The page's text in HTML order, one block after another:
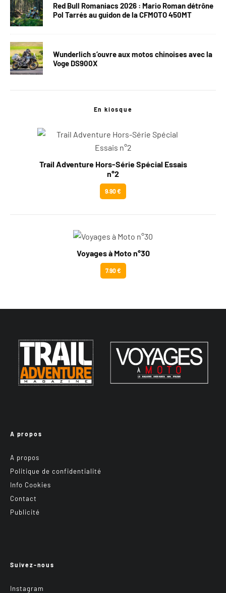
Red Bull Romaniacs 2026 : Mario Roman détrône
Pol Tarrés au guidon de la CFMOTO 450MT
Wunderlich s’ouvre aux motos chinoises avec la
Voge DS900X
En kiosque
Trail Adventure Hors-Série Spécial Essais
n°2
9.90 €
Voyages à Moto n°30
7.90 €
A propos
A propos
Politique de confidentialité
Info Cookies
Contact
Publicité
Suivez-nous
Instagram